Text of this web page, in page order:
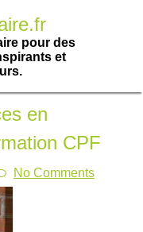
pour des
et
en
CPF
No Comments